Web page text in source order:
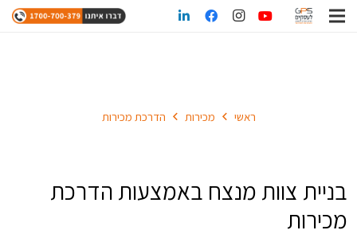
ראשי מכירות הדרכת מכירות
בניית צוות מנצח באמצעות הדרכת
מכירות